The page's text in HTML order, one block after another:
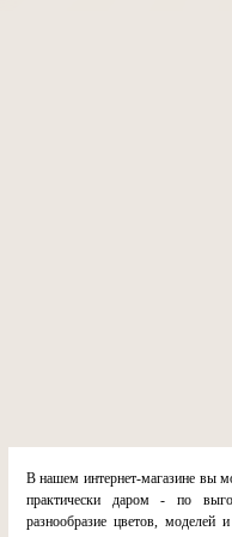
В нашем интернет-магазине вы
практически даром - по
разнообразие цветов, моделей